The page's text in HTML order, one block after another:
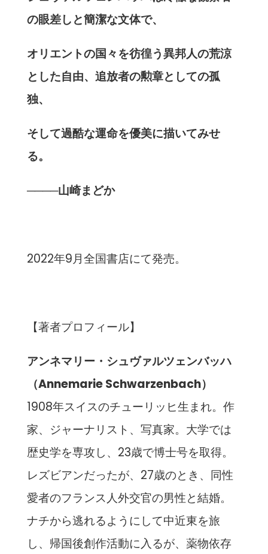
の眼差しと簡潔な文体で、
オリエントの国々を彷徨う異邦人の荒涼
とした自由、追放者の勲章としての孤
独、
そして過酷な運命を優美に描いてみせ
る。
────山崎まどか
2022年9月全国書店にて発売。
【著者プロフィール】
アンネマリー・シュヴァルツェンバッハ
（Annemarie Schwarzenbach）
1908年スイスのチューリッヒ生まれ。作
家、ジャーナリスト、 写真家。大学では
歴史学を専攻し、23歳で博士号を取得。
レズビアンだったが、27歳のとき、 同性
愛者のフランス人外交官の男性と結婚。
ナチから逃れるようにして中近東を旅
し、帰国後創作活動に入るが、薬物依存